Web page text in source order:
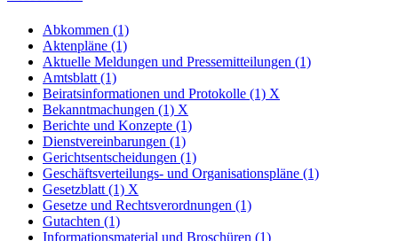
Abkommen (1)
Aktenpläne (1)
Aktuelle Meldungen und Pressemitteilungen (1)
Amtsblatt (1)
Beiratsinformationen und Protokolle (1) X
Bekanntmachungen (1) X
Berichte und Konzepte (1)
Dienstvereinbarungen (1)
Gerichtsentscheidungen (1)
Geschäftsverteilungs- und Organisationspläne (1)
Gesetzblatt (1) X
Gesetze und Rechtsverordnungen (1)
Gutachten (1)
Informationsmaterial und Broschüren (1)